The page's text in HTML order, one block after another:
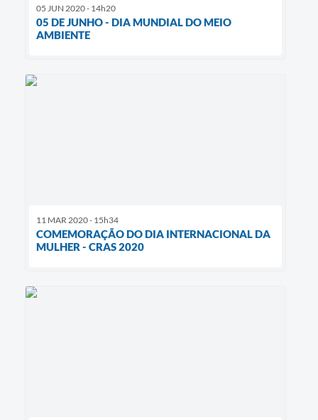
05 JUN 2020 - 14h20
05 DE JUNHO - DIA MUNDIAL DO MEIO
AMBIENTE
11 MAR 2020 - 15h34
COMEMORAÇÃO DO DIA INTERNACIONAL DA
MULHER - CRAS 2020